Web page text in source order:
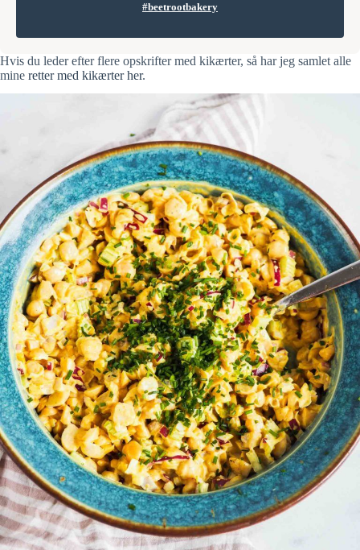
#beetrootbakery
Hvis du leder efter flere opskrifter med kikærter, så har jeg samlet alle
mine retter med kikærter her.